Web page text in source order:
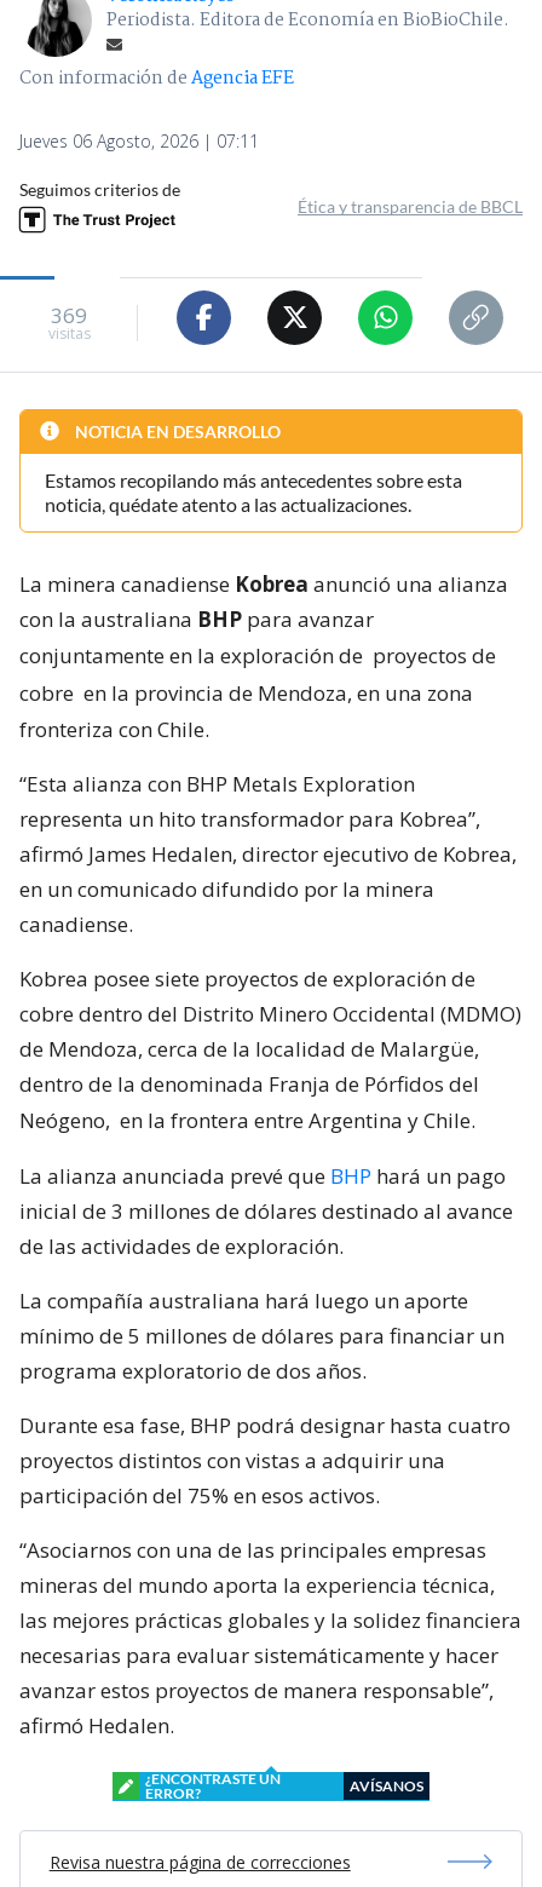
Periodista. Editora de Economía en BioBioChile.
Con información deAgencia EFE
Jueves 06 Agosto, 2026 | 07:11
Seguimos criterios de
Ética y transparencia de BBCL
369
visitas
NOTICIA EN DESARROLLO
Estamos recopilando más antecedentes sobre esta
noticia, quédate atento a las actualizaciones.
La minera canadiense Kobrea anunció una alianza
con la australiana BHP para avanzar
conjuntamente en la exploración de proyectos de
cobre en la provincia de Mendoza, en una zona
fronteriza con Chile.
“Esta alianza con BHP Metals Exploration
representa un hito transformador para Kobrea”,
afirmó James Hedalen, director ejecutivo de Kobrea,
en un comunicado difundido por la minera
canadiense.
Kobrea posee siete proyectos de exploración de
cobre dentro del Distrito Minero Occidental (MDMO)
de Mendoza, cerca de la localidad de Malargüe,
dentro de la denominada Franja de Pórfidos del
Neógeno, en la frontera entre Argentina y Chile.
La alianza anunciada prevé que BHP hará un pago
inicial de 3 millones de dólares destinado al avance
de las actividades de exploración.
La compañía australiana hará luego un aporte
mínimo de 5 millones de dólares para financiar un
programa exploratorio de dos años.
Durante esa fase, BHP podrá designar hasta cuatro
proyectos distintos con vistas a adquirir una
participación del 75% en esos activos.
“Asociarnos con una de las principales empresas
mineras del mundo aporta la experiencia técnica,
las mejores prácticas globales y la solidez financiera
necesarias para evaluar sistemáticamente y hacer
avanzar estos proyectos de manera responsable”,
afirmó Hedalen.
¿ENCONTRASTE UN
ERROR?
AVÍSANOS
Revisa nuestra página de correcciones